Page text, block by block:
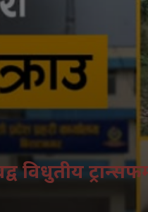
विधुतीय